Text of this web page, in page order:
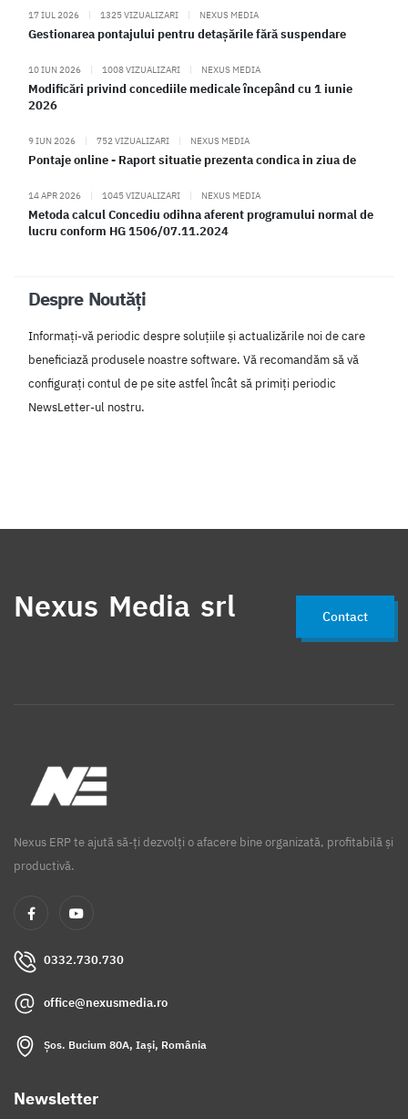
17 IUL 2026 | 1325 VIZUALIZARI | NEXUS MEDIA
Gestionarea pontajului pentru detașările fără suspendare
10 IUN 2026 | 1008 VIZUALIZARI | NEXUS MEDIA
Modificări privind concediile medicale începând cu 1 iunie
2026
9 IUN 2026 | 752 VIZUALIZARI | NEXUS MEDIA
Pontaje online - Raport situatie prezenta condica in ziua de
14 APR 2026 | 1045 VIZUALIZARI | NEXUS MEDIA
Metoda calcul Concediu odihna aferent programului normal de
lucru conform HG 1506/07.11.2024
Despre Noutăți
Informați-vă periodic despre soluțiile și actualizările noi de care
beneficiază produsele noastre software. Vă recomandăm să vă
configurați contul de pe site astfel încât să primiți periodic
NewsLetter-ul nostru.
Nexus Media srl Contact
Nexus ERP te ajută să-ți dezvolți o afacere bine organizată, profitabilă și
productivă.
0332.730.730
office@nexusmedia.ro
Șos. Bucium 80A, Iași, România
Newsletter